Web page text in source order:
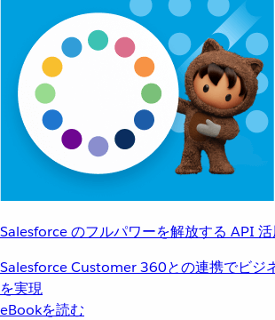
Salesforce のフルパワーを解放する API
Salesforce Customer 360との連携でビジ
を実現
eBookを読む